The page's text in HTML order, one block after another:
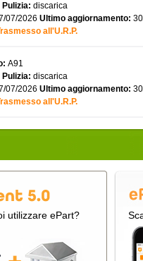
Pulizia: discarica
07/2026 Ultimo aggiornamento:
all'U.R.P.
A91
Pulizia: discarica
07/2026 Ultimo aggiornamento:
all'U.R.P.
utilizzare ePart?